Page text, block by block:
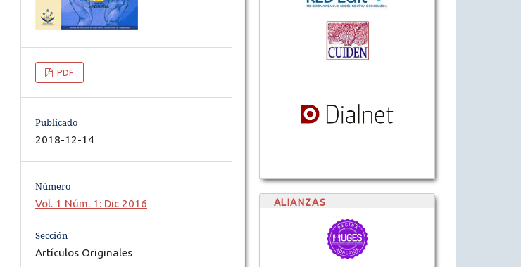
PDF
Publicado
2018-12-14
Número
Vol. 1 Núm. 1: Dic 2016
Sección
Artículos Originales
ALIANZAS